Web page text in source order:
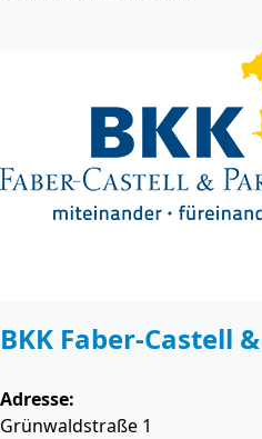
BKK Faber-Castell
Adresse:
Grünwaldstraße 1